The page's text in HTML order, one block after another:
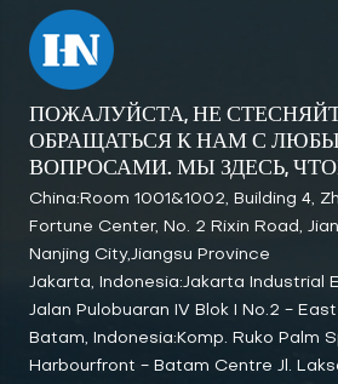
ПОЖАЛУЙСТА, НЕ
ОБРАЩАТЬСЯ К НАМ С
ВОПРОСАМИ. МЫ ЗДЕСЬ,
China:Room 1001&1002, Building 4,
Fortune Center, No. 2 Rixin Road,
Nanjing City,Jiangsu Province
Jakarta, Indonesia:Jakarta Industrial
Jalan Pulobuaran IV Blok I No.2 -
Batam, Indonesia:Komp. Ruko Palm
Harbourfront - Batam Centre Jl.